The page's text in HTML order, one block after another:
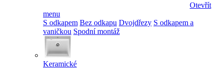
Otevřít
menu
S odkapem Bez odkapu Dvojdřezy S odkapem a
vaničkou Spodní montáž
Keramické